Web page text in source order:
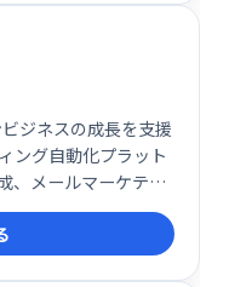
やすいインターフェ
しましょう。
ジネスの成長を支援
ング自動化プラット
、メールマーケティ
、ビジネスに必要な
グを実現し、売上